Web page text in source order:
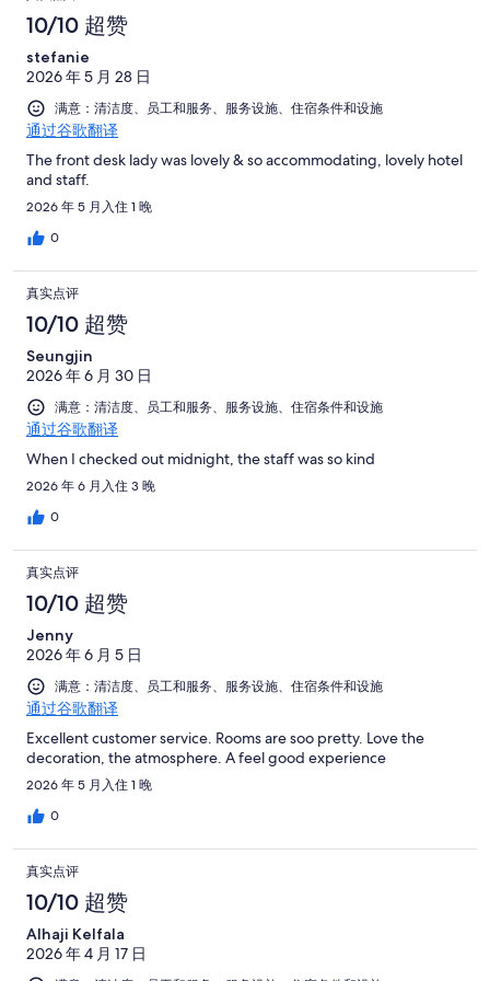
10/10 超赞
stefanie
2026 年 5 月 28 日
满意：清洁度、员工和服务、服务设施、住宿条件和设施
通过谷歌翻译
The front desk lady was lovely & so accommodating, lovely hotel
and staff.
2026 年 5 月入住 1 晚
0
真实点评
10/10 超赞
Seungjin
2026 年 6 月 30 日
满意：清洁度、员工和服务、服务设施、住宿条件和设施
通过谷歌翻译
When I checked out midnight, the staff was so kind
2026 年 6 月入住 3 晚
0
真实点评
10/10 超赞
Jenny
2026 年 6 月 5 日
满意：清洁度、员工和服务、服务设施、住宿条件和设施
通过谷歌翻译
Excellent customer service. Rooms are soo pretty. Love the
decoration, the atmosphere. A feel good experience
2026 年 5 月入住 1 晚
0
真实点评
10/10 超赞
Alhaji Kelfala
2026 年 4 月 17 日